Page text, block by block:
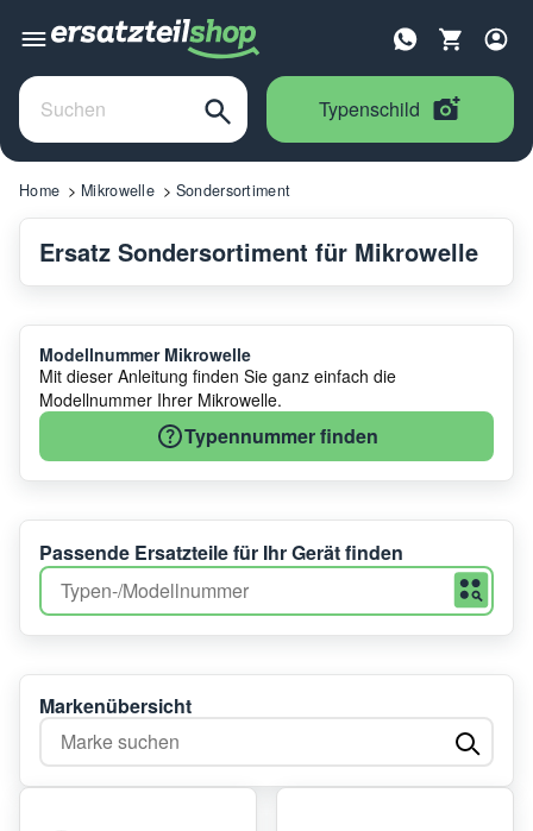
Typenschild
Home Mikrowelle Sondersortiment
Ersatz Sondersortiment für Mikrowelle
Modellnummer Mikrowelle
Mit dieser Anleitung finden Sie ganz einfach die
Modellnummer Ihrer Mikrowelle.
Typennummer finden
Passende Ersatzteile für Ihr Gerät finden
Markenübersicht
Marke suchen